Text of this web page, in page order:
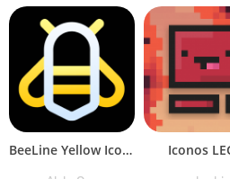
BeeLine Yellow IconPack Iconos